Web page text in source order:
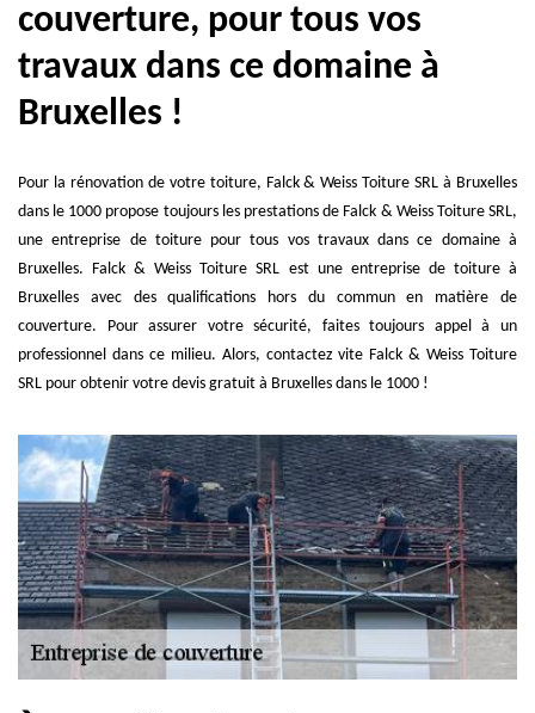
couverture, pour tous vos
travaux dans ce domaine à
Bruxelles !
Pour la rénovation de votre toiture, Falck & Weiss Toiture SRL à Bruxelles
dans le 1000 propose toujours les prestations de Falck & Weiss Toiture SRL,
une entreprise de toiture pour tous vos travaux dans ce domaine à
Bruxelles. Falck & Weiss Toiture SRL est une entreprise de toiture à
Bruxelles avec des qualifications hors du commun en matière de
couverture. Pour assurer votre sécurité, faites toujours appel à un
professionnel dans ce milieu. Alors, contactez vite Falck & Weiss Toiture
SRL pour obtenir votre devis gratuit à Bruxelles dans le 1000 !